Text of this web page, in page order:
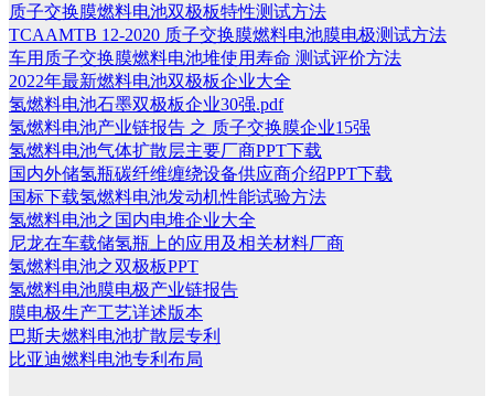
质子交换膜燃料电池双极板特性测试方法
TCAAMTB 12-2020 质子交换膜燃料电池膜电极测试方法
车用质子交换膜燃料电池堆使用寿命 测试评价方法
2022年最新燃料电池双极板企业大全
氢燃料电池石墨双极板企业30强.pdf
氢燃料电池产业链报告 之 质子交换膜企业15强
氢燃料电池气体扩散层主要厂商PPT下载
国内外储氢瓶碳纤维缠绕设备供应商介绍PPT下载
国标下载氢燃料电池发动机性能试验方法
氢燃料电池之国内电堆企业大全
尼龙在车载储氢瓶上的应用及相关材料厂商
氢燃料电池之双极板PPT
氢燃料电池膜电极产业链报告
膜电极生产工艺详述版本
巴斯夫燃料电池扩散层专利
比亚迪燃料电池专利布局